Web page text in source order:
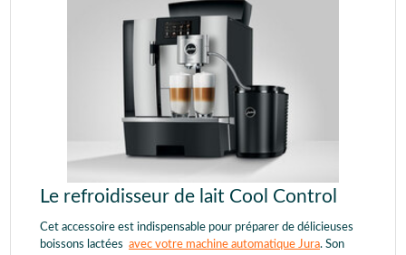
Le refroidisseur de lait Cool Control
Cet accessoire est indispensable pour préparer de délicieuses
boissons lactées avec votre machine automatique Jura. Son